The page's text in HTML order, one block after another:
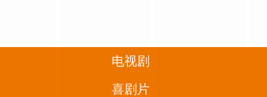
电视剧
喜剧片